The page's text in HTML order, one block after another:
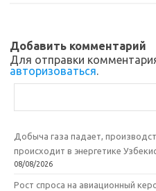
i
Добавить комментарий
Для отправки
авторизоваться.
Добыча газа падает,
происходит в энергетике
08/08/2026
Рост спроса на авиационный